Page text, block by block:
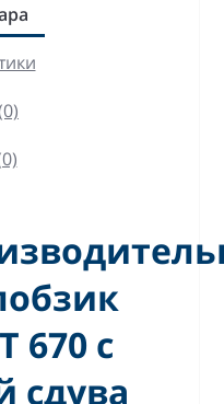
670 с
сдува